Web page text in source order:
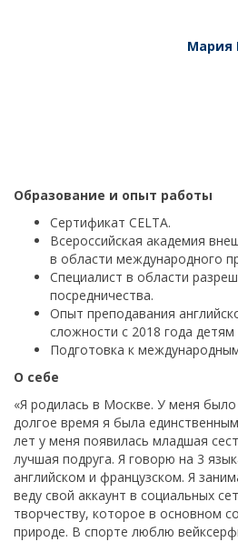
Мария
Образование и опыт работы
Сертификат CELTA.
Всероссийская академия
в области международного
Специалист в области
посредничества.
Опыт преподавания
сложности с 2018 года
Подготовка к
О себе
«Я родилась в Москве. У меня
долгое время я была
лет у меня появилась младшая
лучшая подруга. Я говорю на 3
английском и французском. Я
веду свой аккаунт в социальных
творчеству, которое в основном
природе. В спорте люблю